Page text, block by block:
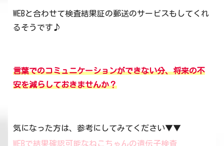
WEBと合わせて検査結果証の郵送のサービスもしてくれ
るそうです♪
言葉でのコミュニケーションができない分、将来の不
安を減らしておきませんか？
気になった方は、参考にしてみてください▼▼
WEBで結果確認可能なねこちゃんの遺伝子検査